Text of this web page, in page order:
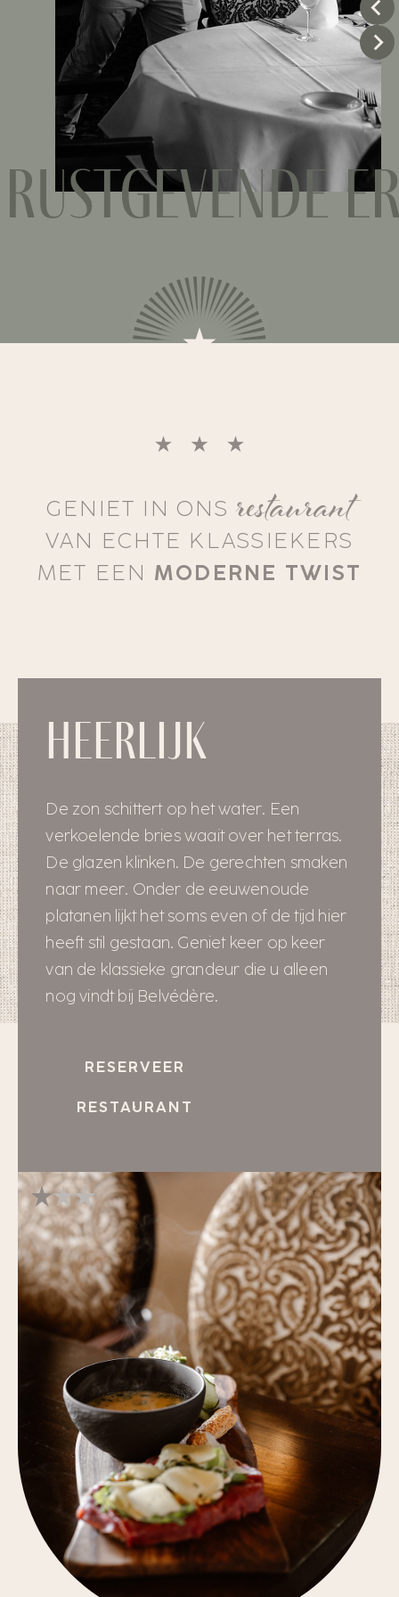
GENIET IN ONSrestaurant
VAN ECHTE KLASSIEKERS
MET EEN MODERNE TWIST
Heerlijk
De zon schittert op het water. Een
verkoelende bries waait over het terras.
De glazen klinken. De gerechten smaken
naar meer. Onder de eeuwenoude
platanen lijkt het soms even of de tijd hier
heeft stil gestaan. Geniet keer op keer
van de klassieke grandeur die u alleen
nog vindt bij Belvédère.
RESERVEER
RESTAURANT